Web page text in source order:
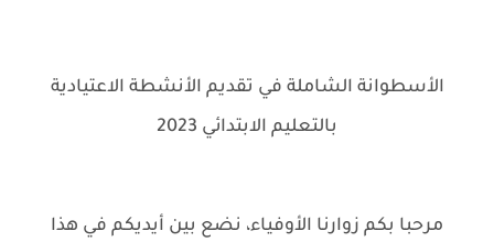
الأسطوانة الشاملة في تقديم الأنشطة الاعتيادية
بالتعليم الابتدائي 2023
مرحبا بكم زوارنا الأوفياء، نضع بين أيديكم في هذا